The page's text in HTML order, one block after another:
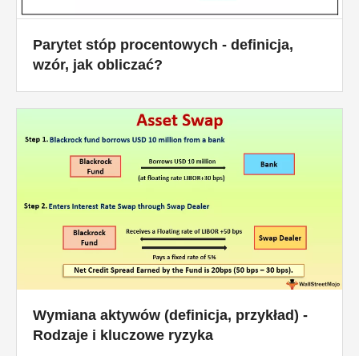
Parytet stóp procentowych - definicja,
wzór, jak obliczać?
Wymiana aktywów (definicja, przykład) -
Rodzaje i kluczowe ryzyka